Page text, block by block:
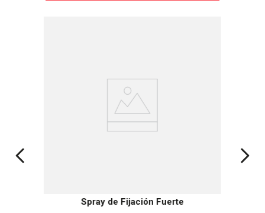
Spray de Fijación Fuerte